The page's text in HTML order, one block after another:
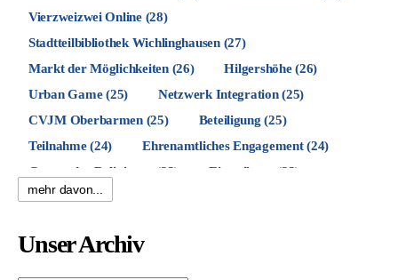
Vierzweizwei Online(28)
Stadtteilbibliothek Wichlinghausen(27)
Markt der Möglichkeiten(26) Hilgershöhe(26)
Urban Game(25) Netzwerk Integration(25)
CVJM Oberbarmen(25) Beteiligung (25)
Teilnahme(24) Ehrenamtliches Engagement(24)
Garten der Religionen
(23) Einweihung
(23)
Agora(21)
Musik(19) Trasse
Spielplatz Allensteiner Straße
mehr davon...
Unser Archiv